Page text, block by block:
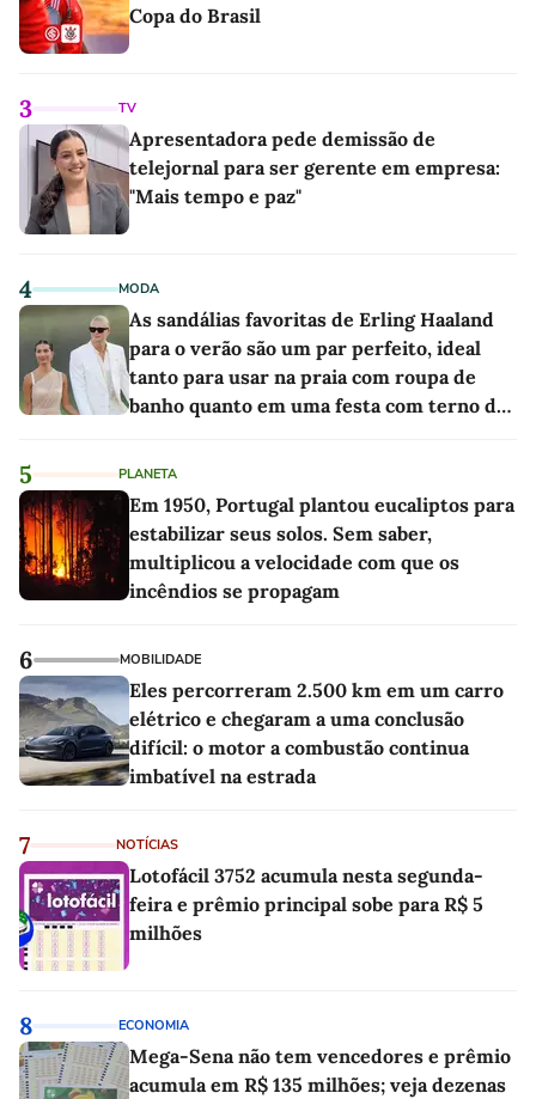
Copa do Brasil
3 TV
Apresentadora pede demissão de
telejornal para ser gerente em empresa:
"Mais tempo e paz"
4 MODA
As sandálias favoritas de Erling Haaland
para o verão são um par perfeito, ideal
tanto para usar na praia com roupa de
banho quanto em uma festa com terno de
5 PLANETA
Em 1950, Portugal plantou eucaliptos para
estabilizar seus solos. Sem saber,
multiplicou a velocidade com que os
incêndios se propagam
6 MOBILIDADE
Eles percorreram 2.500 km em um carro
elétrico e chegaram a uma conclusão
difícil: o motor a combustão continua
imbatível na estrada
7 NOTÍCIAS
Lotofácil 3752 acumula nesta segunda-
feira e prêmio principal sobe para R$ 5
milhões
8 ECONOMIA
Mega-Sena não tem vencedores e prêmio
acumula em R$ 135 milhões; veja dezenas